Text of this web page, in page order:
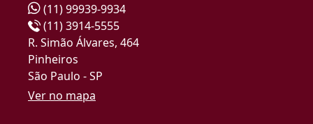
(11) 99939-9934
(11) 3914-5555
R. Simão Álvares, 464
Pinheiros
São Paulo - SP
Ver no mapa